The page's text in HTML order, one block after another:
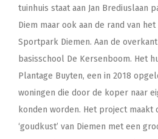
tuinhuis staat aan Jan Brediuslaan
Diem maar ook aan de rand van
Sportpark Diemen. Aan de
basisschool De Kersenboom. Het
Plantage Buyten, een in 2018
woningen die door de koper naar
konden worden. Het project maakt
‘goudkust’ van Diemen met een